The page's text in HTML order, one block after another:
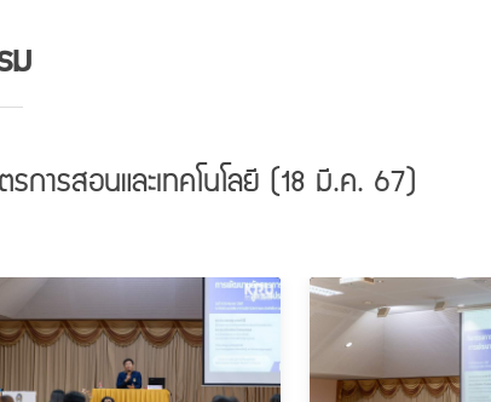
ม
การสอนและเทคโนโลยี (18 มี.ค. 67)